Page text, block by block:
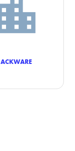
ACKWARE